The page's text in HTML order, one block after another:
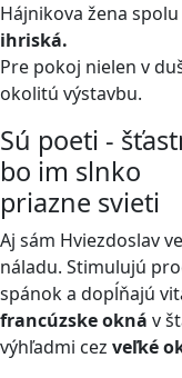
Hájnikova žena
ihriská.
Pre pokoj nielen v
okolitú výstavbu.
Sú poeti -
bo im slnko
priazne svieti
Aj sám Hviezdoslav
náladu. Stimulujú
spánok a dopĺňajú
francúzske okná v
výhľadmi cez veľké